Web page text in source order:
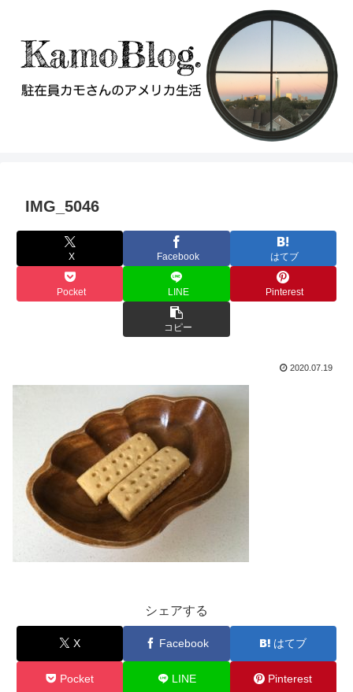
IMG_5046
X Facebook はてブ
Pocket LINE Pinterest
コピー
2020.07.19
シェアする
X Facebook はてブ
Pocket LINE Pinterest